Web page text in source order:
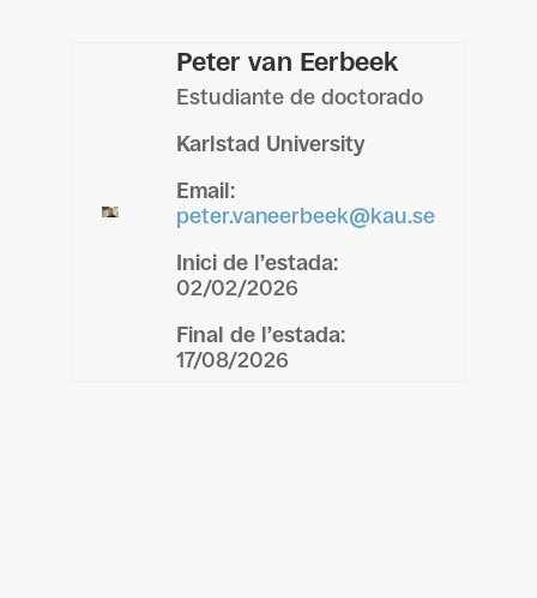
Peter van Eerbeek
Estudiante de doctorado
Karlstad University
Email :
peter.vaneerbeek@kau.se
Inici de l’estada:
02/02/2026
Final de l’estada:
17/08/2026